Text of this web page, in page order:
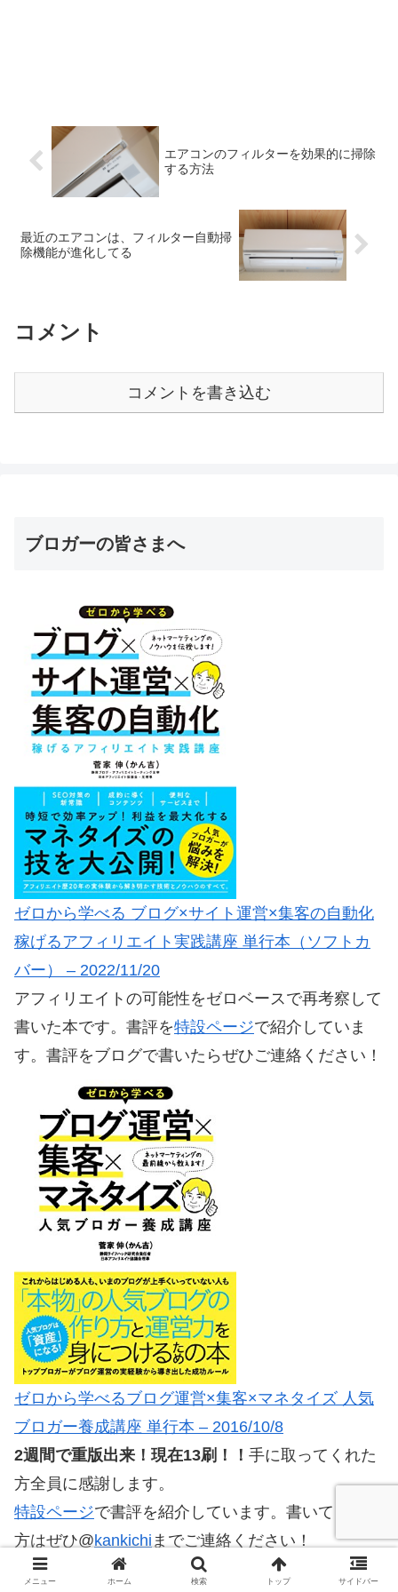
エアコンのフィルターを効果的に掃除
する方法
最近のエアコンは、フィルター自動掃
除機能が進化してる
コメント
コメントを書き込む
ブロガーの皆さまへ
ゼロから学べる ブログ×サイト運営×集客の自動化
稼げるアフィリエイト実践講座 単行本（ソフトカ
バー） – 2022/11/20
アフィリエイトの可能性をゼロベースで再考察して
書いた本です。書評を特設ページで紹介していま
す。書評をブログで書いたらぜひご連絡ください！
ゼロから学べるブログ運営×集客×マネタイズ 人気
ブロガー養成講座 単行本 – 2016/10/8
2週間で重版出来！現在13刷！！ 手に取ってくれた
方全員に感謝します。
特設ページで書評を紹介しています。書いてくれた
方はぜひ@kankichi までご連絡ください！
メニュー ホーム 検索 トップ サイドバー